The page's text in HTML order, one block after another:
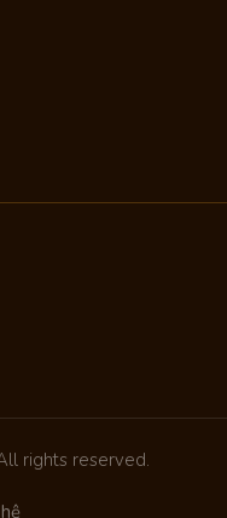
rights reserved.